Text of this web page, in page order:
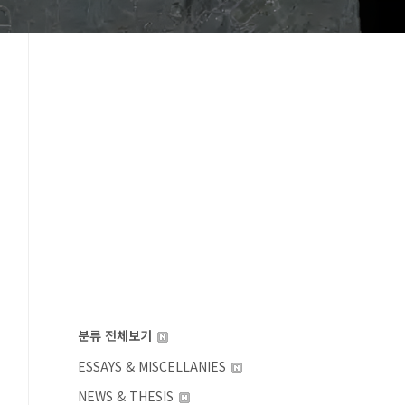
분류 전체보기
ESSAYS & MISCELLANIES
NEWS & THESIS